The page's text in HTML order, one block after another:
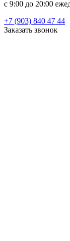
c 9:00 до 20:00
+7 (903) 840 47 44
Заказать звонок